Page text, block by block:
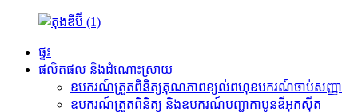
ផ្ទះ
ផលិតផល និងដំណោះស្រាយ
ឧបករណ៍ត្រួតពិនិត្យគុណភាពខ្យល់ពហុឧបករណ៍ចាប់សញ្ញា
ឧបករណ៍ត្រួតពិនិត្យ និងឧបករណ៍បញ្ជាកាបូនឌីអុកស៊ីត